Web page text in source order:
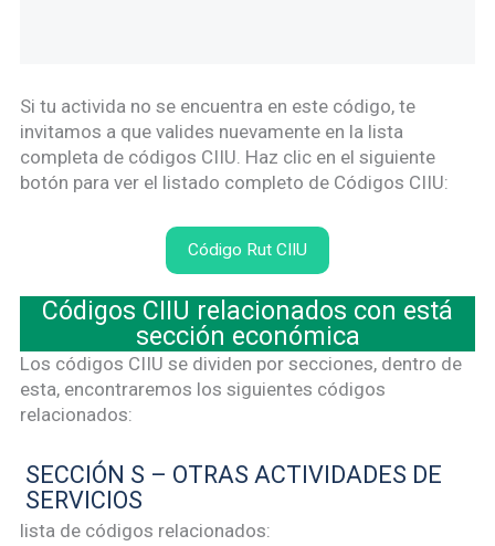
Si tu activida no se encuentra en este código, te
invitamos a que valides nuevamente en la lista
completa de códigos CIIU. Haz clic en el siguiente
botón para ver el listado completo de Códigos CIIU:
Código Rut CIIU
Códigos CIIU relacionados con está
sección económica
Los códigos CIIU se dividen por secciones, dentro de
esta, encontraremos los siguientes códigos
relacionados:
SECCIÓN S – OTRAS ACTIVIDADES DE
SERVICIOS
lista de códigos relacionados: